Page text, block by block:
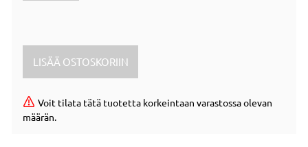
Voit tilata tätä tuotetta korkeintaan varastossa olevan
määrän.